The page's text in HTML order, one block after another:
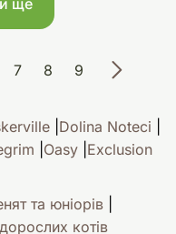
ще
7 8
9
Dolina Noteci
Oasy Exclusion
та юніорів
котів